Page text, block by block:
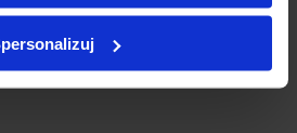
[wc2026_faq]